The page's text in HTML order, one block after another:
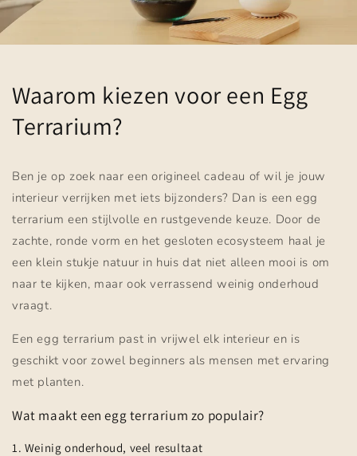
Waarom kiezen voor een Egg
Terrarium?
Ben je op zoek naar een origineel cadeau of wil je jouw
interieur verrijken met iets bijzonders? Dan is een egg
terrarium een stijlvolle en rustgevende keuze. Door de
zachte, ronde vorm en het gesloten ecosysteem haal je
een klein stukje natuur in huis dat niet alleen mooi is om
naar te kijken, maar ook verrassend weinig onderhoud
vraagt.
Een egg terrarium past in vrijwel elk interieur en is
geschikt voor zowel beginners als mensen met ervaring
met planten.
Wat maakt een egg terrarium zo populair?
1. Weinig onderhoud, veel resultaat